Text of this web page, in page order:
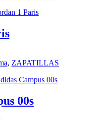
$ 160.000.
Current
price
$ 165.000.
, ZAPATILLAS
00s
Current